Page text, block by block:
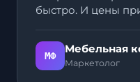
быстро. И цены
МФ
Мебельная
Маркетолог